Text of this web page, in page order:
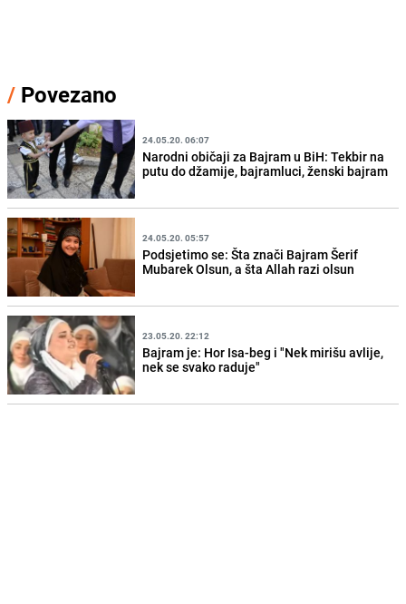
/ Povezano
24.05.20. 06:07
Narodni običaji za Bajram u BiH: Tekbir na
putu do džamije, bajramluci, ženski bajram
24.05.20. 05:57
Podsjetimo se: Šta znači Bajram Šerif
Mubarek Olsun, a šta Allah razi olsun
23.05.20. 22:12
Bajram je: Hor Isa-beg i "Nek mirišu avlije,
nek se svako raduje"